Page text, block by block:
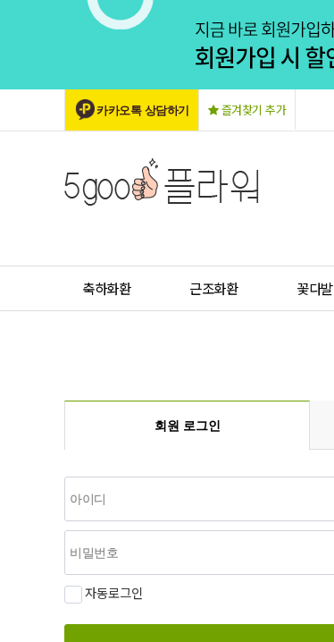
카카오톡 상담하기 즐겨찾기 추가
축하화환 근조화환 꽃다발
회원 로그인
자동로그인
비회원 주문조회